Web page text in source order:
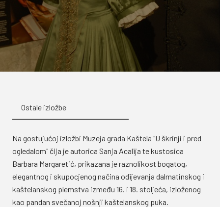
Ostale izložbe
Na gostujućoj izložbi Muzeja grada Kaštela "U škrinji i pred
ogledalom" čija je autorica Sanja Acalija te kustosica
Barbara Margaretić, prikazana je raznolikost bogatog,
elegantnog i skupocjenog načina odijevanja dalmatinskog i
kaštelanskog plemstva između 16. i 18. stoljeća, izloženog
kao pandan svečanoj nošnji kaštelanskog puka.